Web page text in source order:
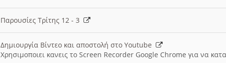
Παρουσίες Τρίτης 12 - 3
Δημιουργία Βίντεο και αποστολή στο Youtube
Χρησιμοποιει κανεις το Screen Recorder Google Chrome για να